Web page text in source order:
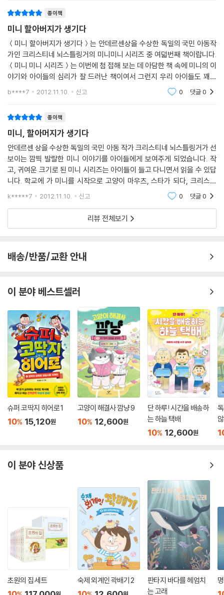
미니는 할머니부터 아버지, 엄마, 오빠, 고양이 마우츠에 이르기 까지 다양
한 가족과의 소통을 통해서 자신의 상황과 사건들을 해결해 나가고 있습니
다. 그 속에서 자신도 잘 모르는 여러 가지 복잡하고 미묘한 감정들을 미니
는 오빠를 통해서, 혹은 부모님의 도움을 통해서 슬기롭게 해결합니다. 이
책은 문제들을 가족이 함께 공유하고 풀어가는 모습 속에서 가족의 소중함
과 미니의 성장을 그리고 있습니다.
“우리 오빠의 누명은 내가 벗긴다”. “오늘 미니는 큐피드가 되어 날아간
다!”
미니 미니 7권 《미니, 탐정이 되다》는 누명을 쓰게 된 오빠를 도와주는 형
제들 간의 사랑에 대해서 이야기 하고 있습니다. 핵가족화 되어가고 가족
끼리도 대화가 부족한 요즘 시대에 미니는 어려움에 처한 오빠를 도와주고
격려해 주는 모습을 볼 수 있습니다. 이러한 미니의 이타적이고 희생적인
모습을 통해서 우리 아이들은 진정한 가치에 대해서 배울 수 있습니다. 미
니 미니 8권《미니, 할아버지가 생기다》는 미니의 할아버지가 생기기까지
의 과정을 아이들 시각에서 재미있게 이야기 하고 있습니다. 아이들이 느
끼는 사랑이란 순수함에 대해서 작가는 유쾌하고 재기발랄한 설정을 놓고
고 있습니다. 그 속에는 글을 막 배우려고 하는 유치원에서부터 학교라는
습니다. 특히 실수하거나 위기가 닥쳤을 때도 언제나 씩씩하고 용감하게
상황을 헤쳐 나가려고 노력하는 미니를 통해서 어린 독자들은 용기와 지혜
를 얻을 수 있습니다. 이러한 어려움이 닥쳤을 때 누구보다 가슴아파하고
적극적으로 사건을 도와주는 형제나 가족을 통해서 그들의 사랑이 얼마나
특별한지에 대해 공감과 배움을 느낄 수 있을 것입니다.
안데르센 상, 린드그렌 상 수상 작가 크리스티네 뇌스틀링거
미니를 탄생시킨 크리스티네 뇌스틀링거는 안데르센 상, 린드그렌 상 등
아동 문학의 대표적인 상들을 수상한 아동 작가입니다. 그녀의 수많은 작
품들 속에서 일관되게 나타나는 빠른 전개 속에서 나오는 재치 있는 유머
이 가지고 있는 가장 큰 매력이자 장점입니다. 심각한 상황을 일순간의 유
머로 멈춰 버리고, 곧이어 더 큰 장치로 아이들에게 큰 감동과 교훈을 주는
모습 속에서 아이들은 다양한 사고와 풍부한 상상력을 기를 수 있게 도와
또한 그동안 다수의 뇌스틀링거의 작품을 번역한 김경연 선생은 국내에서
는 최초로 아동 문학 박사학위를 받은 아동 문학가이자 번역가입니다. 간
결 운율을 구사하면서도 충분한 의미를 담은 어휘를 늘 염두에 두고 번역
을 하기 때문에 이제 막 말을 배우는 아이들이 소리내어 읽기에 매우 적당
합니다.
끝으로 〈미니 미니〉시리즈가 아동 문학의 본고장 독일뿐만 아니라 유럽에
종이책
미니 할아버지가 생기다
＜미니 할아버지가 생기다＞는 안데르센상을 수상한 독일의 국민 아동작
가인 크리스티네 뇌스틀링거의 미니미니 시리즈 중 여덟번째 책이랍니다.
＜미니 미니 시리즈＞는 이번에 첨 접해 보는 데 아담한 책 속에 미니의 이
야기와 아이들의 심리가 잘 드러난 책이여서 그런지 우리 아이들도 꽤나
흥미로운가 봅니다. 각 권별로 다양한 소재로 아이들의 시각에서 풀어내면
b****7 2012.11.10. 신고 0 댓글0
종이책
미니, 할아머지가 생기다
안데르센 상을 수상한 독일의 국민 아동 작가 크리스티네 뇌스틀링거가 선
보이는 깜찍 발랄한 미니 이야기를 아이들에게 보여주게 되었습니다. 작
고, 귀여운 크기로 된 미니 시리즈는 아이들이 들고 다니면서 읽을 수 있답
니다. 학교에 가 미니를 시작으로 고양이 마우츠, 스타가 되다, 크리스마
스, 스키를 싫어해, 가장무도회, 탐정이 되다를 읽고, 여덟번째로 할아버지
k*****7 2012.11.10. 신고 0 댓글0
리뷰 전체보기
배송/반품/교환 안내
이 분야 베스트셀러
슈퍼 코딱지 히어로 1
10% 15,120원
고양이 해결사 깜냥 9
10% 12,600원
단 하루! 시간을 배송하
는 하늘 택배
10% 12,600원
이 분야 신상품
초원의 집 세트 숙제 외계인 곽배기 2
판타지 바다를 헤엄치
는 고래